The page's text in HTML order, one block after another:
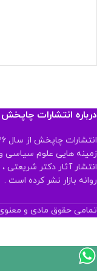
درباره انتشارات چاپخش
زمینه هایی علوم سیاسی و
روانه بازار نشر کرده است .
تمامی حقوق مادی و